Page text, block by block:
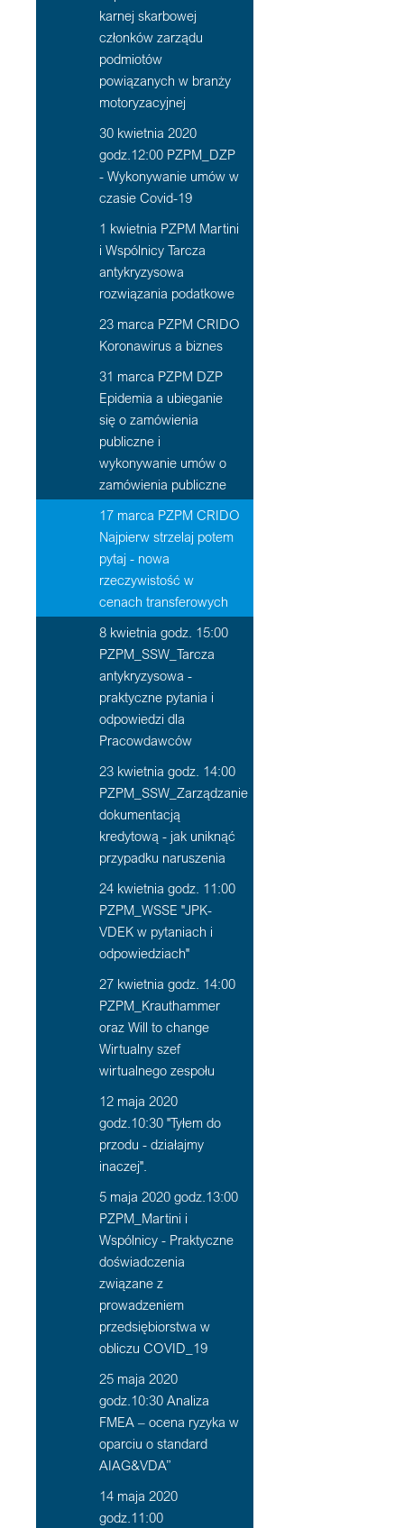
karnej skarbowej
członków zarządu
podmiotów
powiązanych w branży
motoryzacyjnej
30 kwietnia 2020
godz.12:00 PZPM_DZP
- Wykonywanie umów w
czasie Covid-19
1 kwietnia PZPM Martini
i Wspólnicy Tarcza
antykryzysowa
rozwiązania podatkowe
23 marca PZPM CRIDO
Koronawirus a biznes
31 marca PZPM DZP
Epidemia a ubieganie
się o zamówienia
publiczne i
wykonywanie umów o
zamówienia publiczne
17 marca PZPM CRIDO
Najpierw strzelaj potem
pytaj - nowa
rzeczywistość w
cenach transferowych
8 kwietnia godz. 15:00
PZPM_SSW_Tarcza
antykryzysowa -
praktyczne pytania i
odpowiedzi dla
Pracowdawców
23 kwietnia godz. 14:00
PZPM_SSW_Zarządzanie
dokumentacją
kredytową - jak uniknąć
przypadku naruszenia
24 kwietnia godz. 11:00
PZPM_WSSE "JPK-
VDEK w pytaniach i
odpowiedziach"
27 kwietnia godz. 14:00
PZPM_Krauthammer
oraz Will to change
Wirtualny szef
wirtualnego zespołu
12 maja 2020
godz.10:30 "Tyłem do
przodu - działajmy
inaczej".
5 maja 2020 godz.13:00
PZPM_Martini i
Wspólnicy - Praktyczne
doświadczenia
związane z
prowadzeniem
przedsiębiorstwa w
obliczu COVID_19
25 maja 2020
godz.10:30 Analiza
FMEA – ocena ryzyka w
oparciu o standard
AIAG&VDA”
14 maja 2020
godz.11:00